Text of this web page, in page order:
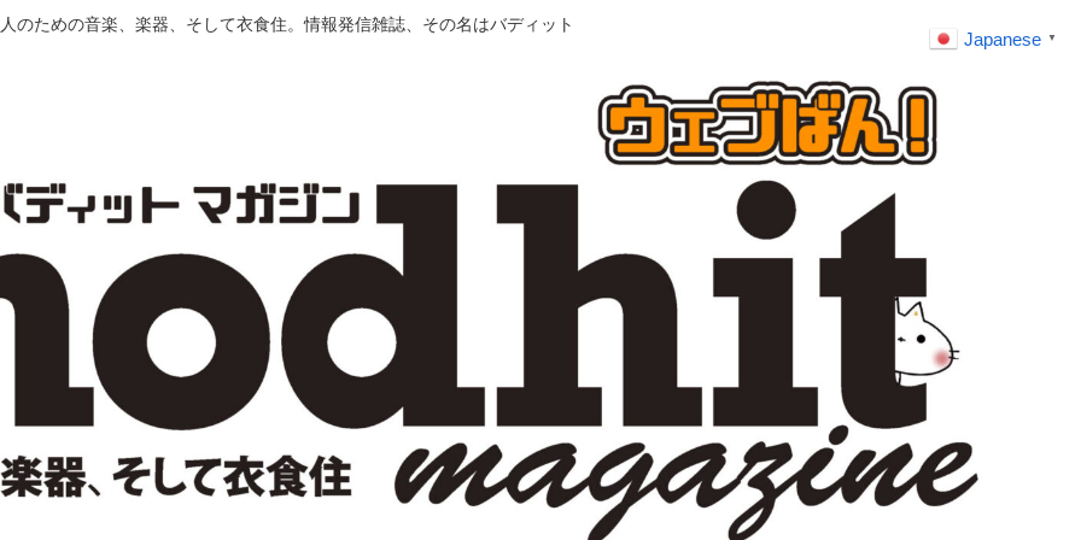
のための音楽、楽器、そして衣食住。情報発信雑誌、その名はバディット
Japanese ▼